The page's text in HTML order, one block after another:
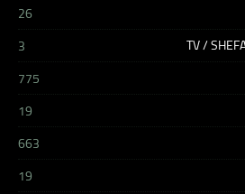
26
3
775
19
663
19